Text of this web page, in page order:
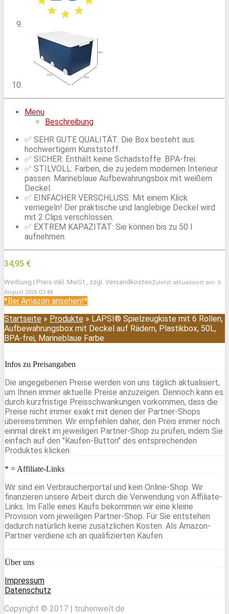
Menu
Beschreibung
✅ SEHR GUTE QUALITÄT: Die Box besteht aus
hochwertigem Kunststoff.
✅ SICHER: Enthält keine Schadstoffe. BPA-frei.
✅ STILVOLL: Farben, die zu jedem modernen Interieur
passen. Marineblaue Aufbewahrungsbox mit weißem
Deckel.
✅ EINFACHER VERSCHLUSS: Mit einem Klick
verriegeln! Der praktische und langlebige Deckel wird
mit 2 Clips verschlossen.
✅ EXTREM KAPAZITÄT: Sie können bis zu 50 l
aufnehmen.
34,95 €
Werbung | Preis inkl. MwSt., zzgl. VersandkostenZuletzt aktualisiert am: 6.
August 2026 03:48
*Bei Amazon ansehen!*
Startseite » Produkte » LAPSI® Spielzeugkiste mit 6 Rollen,
Aufbewahrungsbox mit Deckel auf Rädern, Plastikbox, 50L,
BPA-frei, Marineblaue Farbe
Infos zu Preisangaben
Die angegebenen Preise werden von uns täglich aktualisiert,
um Ihnen immer aktuelle Preise anzuzeigen. Dennoch kann es
durch kurzfristige Preisschwankungen vorkommen, dass die
Preise nicht immer exakt mit denen der Partner-Shops
übereinstimmen. Wir empfehlen daher, den Preis immer noch
einmal direkt im jeweiligen Partner-Shop zu prüfen, indem Sie
einfach auf den "Kaufen-Button" des entsprechenden
Produktes klicken.
* = Affiliate-Links
Wir sind ein Verbraucherportal und kein Online-Shop. Wir
finanzieren unsere Arbeit durch die Verwendung von Affiliate-
Links. Im Falle eines Kaufs bekommen wir eine kleine
Provision vom jeweiligen Partner-Shop. Für Sie entstehen
dadurch natürlich keine zusätzlichen Kosten. Als Amazon-
Partner verdiene ich an qualifizierten Käufen.
Über uns
Impressum
Datenschutz
Copyright © 2017 | truhenwelt.de